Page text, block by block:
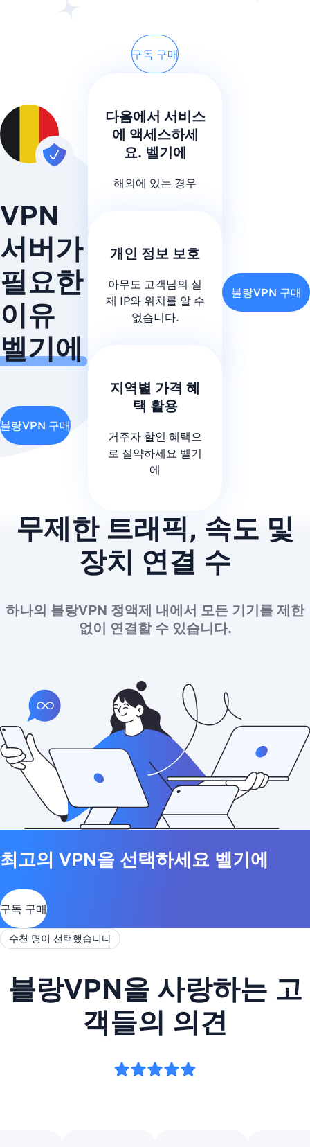
구독 구매
VPN
서버가
필요한
이유
벨기에
블랑VPN 구매
다음에서 서비스
에 액세스하세
요. 벨기에
해외에 있는 경우
개인 정보 보호
아무도 고객님의 실
제 IP와 위치를 알 수
없습니다.
지역별 가격 혜
택 활용
거주자 할인 혜택으
로 절약하세요 벨기
에
블랑VPN 구매
무제한 트래픽, 속도 및
장치 연결 수
하나의 블랑VPN 정액제 내에서 모든 기기를 제한
없이 연결할 수 있습니다.
최고의 VPN을 선택하세요 벨기에
구독 구매
수천 명이 선택했습니다
블랑VPN을 사랑하는 고
객들의 의견